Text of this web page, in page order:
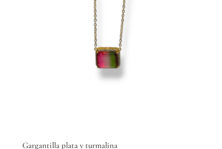
Gargantilla plata y turmalina